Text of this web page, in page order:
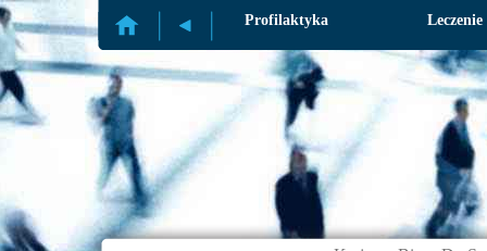
Profilaktyka Leczenie